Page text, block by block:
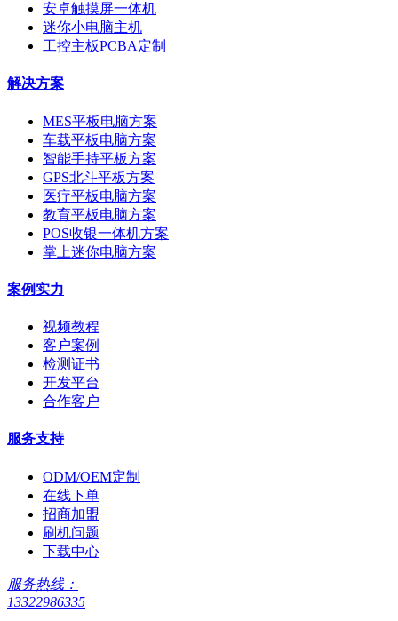
安卓触摸屏一体机
迷你小电脑主机
工控主板PCBA定制
解决方案
MES平板电脑方案
车载平板电脑方案
智能手持平板方案
GPS北斗平板方案
医疗平板电脑方案
教育平板电脑方案
POS收银一体机方案
掌上迷你电脑方案
案例实力
视频教程
客户案例
检测证书
开发平台
合作客户
服务支持
ODM/OEM定制
在线下单
招商加盟
刷机问题
下载中心
服务热线：
13322986335